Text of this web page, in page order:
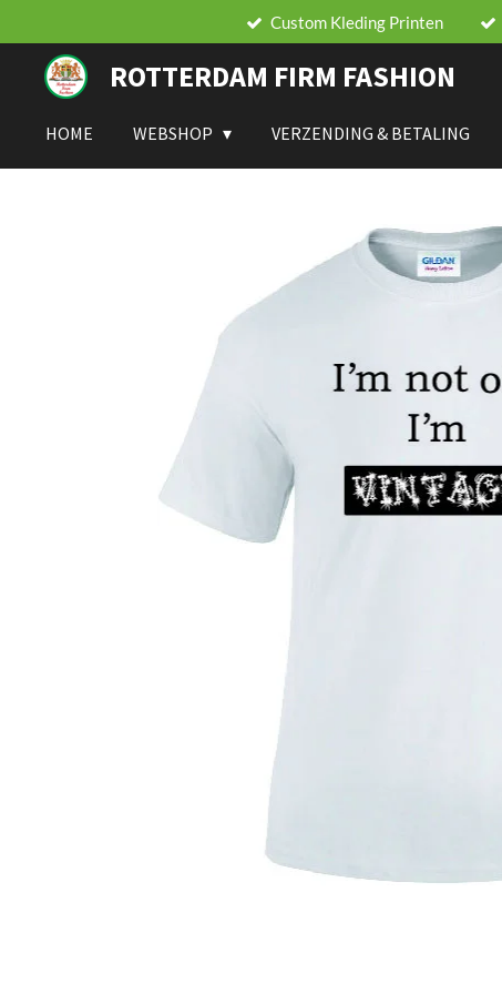
direct
hoofdinhoud
Custom Kleding Printen
ROTTERDAM FIRM FASHION
HOME WEBSHOP VERZENDING & BETALING